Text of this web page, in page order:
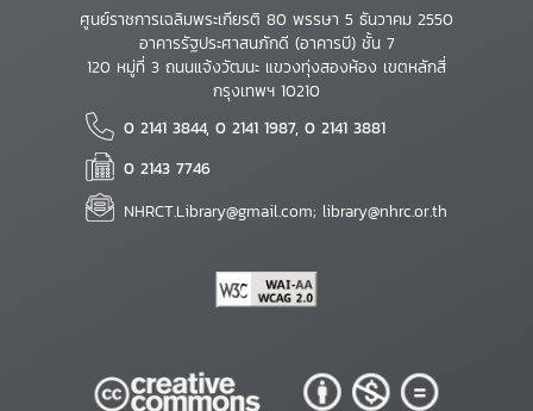
ศูนย์ราชการเฉลิมพระเกียรติ 80 พรรษา 5 ธันวาคม 2550
อาคารรัฐประศาสนภักดี (อาคารบี) ชั้น 7
120 หมู่ที่ 3 ถนนแจ้งวัฒนะ แขวงทุ่งสองห้อง เขตหลักสี่
กรุงเทพฯ 10210
0 2141 3844, 0 2141 1987, 0 2141 3881
0 2143 7746
NHRCT.Library@gmail.com; library@nhrc.or.th